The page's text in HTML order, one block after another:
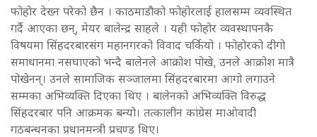
फोहोर देख्न परेको छैन । काठमाडौको फोहोरलाई हालसम्म व्यवस्थित
गर्दै आएका छन्, मेयर बालेन्द्र साहले । यही फोहोर व्यवस्थापनकै
विषयमा सिंहदरबारसंग महानगरको विवाद चर्कियो । फोहोरको दीगो
समाधानमा नसघाएको भन्दै बालेनले आक्रोश पोखे, उनले आक्रोश मात्रै
पोखेनन्। उनले सामाजिक सञ्जालमा सिंहदरबारमा आगो लगाउने
सम्मका अभिव्यक्ति दिएका थिए । बालेनको अभिव्यक्ति विरुद्ध
सिंहदरबार पनि आक्रमक बन्यो। तत्कालीन कांग्रेस माओवादी
गठबन्धनका प्रधानमन्त्री प्रचण्ड थिए।